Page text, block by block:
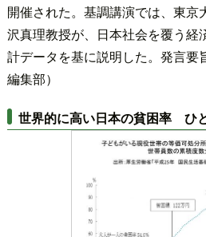
開催された。基調講演では、東京
沢真理教授が、日本社会を覆う経
計データを基に説明した。発言要
編集部）
世界的に高い日本の貧困率 ひ